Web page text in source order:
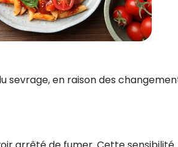
sevrage, en raison des